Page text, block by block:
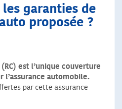
garanties de
proposée ?
est l’unique couverture
l’assurance automobile.
par cette assurance